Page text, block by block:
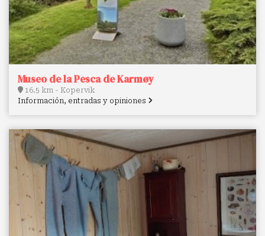
Museo de la Pesca de Karmøy
16.5 km - Kopervik
Información, entradas y opiniones